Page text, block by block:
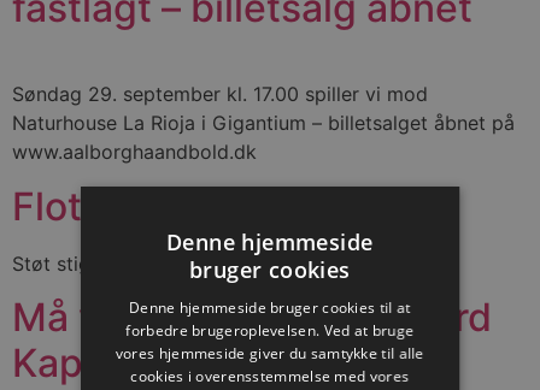
Søndag 29. september kl. 17.00 spiller vi mod
Naturhouse La Rioja i Gigantium – billetsalget åbnet på
www.aalborghaandbold.dk
Flot indsats ved HEI Cup
Støt stigende niveau og en finaleplads
Må vi præsentere: Richard
Kappelin – ny spiller i
Denne hjemmeside
bruger cookies
Denne hjemmeside bruger cookies til at
forbedre brugeroplevelsen. Ved at bruge
vores hjemmeside giver du samtykke til alle
cookies i overensstemmelse med vores